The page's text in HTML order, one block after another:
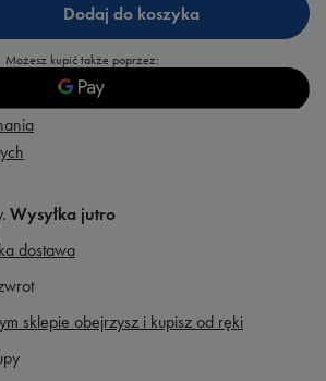
Dodaj do koszyka
Możesz kupić także poprzez:
Wysyłka jutro
dostawa
sklepie obejrzysz i kupisz od ręki